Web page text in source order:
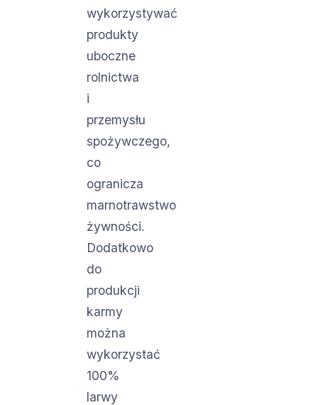
wykorzystywać
produkty
uboczne
rolnictwa
i
przemysłu
spożywczego,
co
ogranicza
marnotrawstwo
żywności.
Dodatkowo
do
produkcji
karmy
można
wykorzystać
100%
larwy